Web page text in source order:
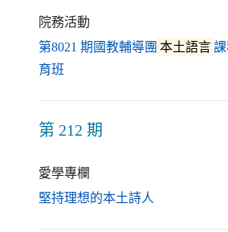
院務活動
第8021 期國教輔導團 本土語言
育班
第 212 期
愛學專欄
堅持理想的本土詩人